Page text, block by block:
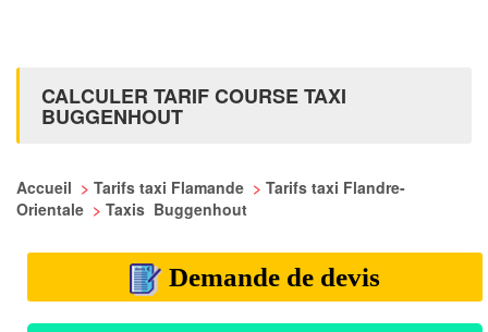
CALCULER TARIF COURSE TAXI
BUGGENHOUT
Accueil > Tarifs taxi Flamande > Tarifs taxi Flandre-
Orientale > Taxis Buggenhout
Demande de devis